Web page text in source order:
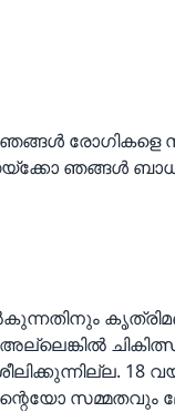
ഞങ്ങൾ
ഞങ്ങൾ
18